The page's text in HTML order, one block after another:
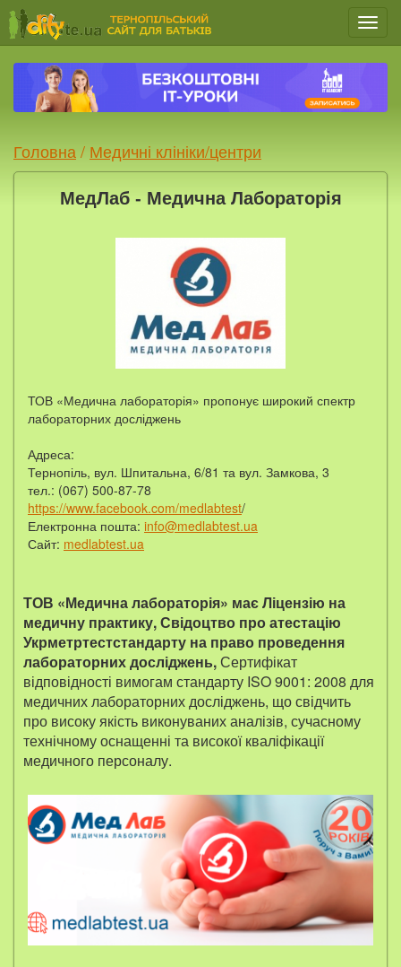
Меню
Головна / Медичні клініки/центри
МедЛаб - Медична Лабораторія
ТОВ «Медична лабораторія» пропонує широкий спектр
лабораторних досліджень
Адреса:
Тернопіль, вул. Шпитальна, 6/81 та вул. Замкова, 3
тел.: (067) 500-87-78
https://www.facebook.com/medlabtest/
Електронна пошта: info@medlabtest.ua
Сайт: medlabtest.ua
ТОВ «Медична лабораторія» має Ліцензію на
медичну практику, Свідоцтво про атестацію
Укрметртестстандарту на право проведення
лабораторних досліджень,Сертифікат
відповідності вимогам стандарту ISO 9001: 2008 для
медичних лабораторних досліджень, що свідчить
про високу якість виконуваних аналізів, сучасному
технічному оснащенні та високої кваліфікації
медичного персоналу.